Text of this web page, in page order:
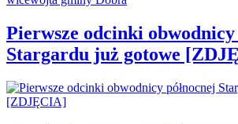
Pierwsze odcinki obwodnicy
Stargardu już gotowe